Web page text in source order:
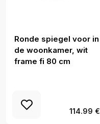
Ronde spiegel voor in
de woonkamer, wit
frame fi 80 cm
114.99 €